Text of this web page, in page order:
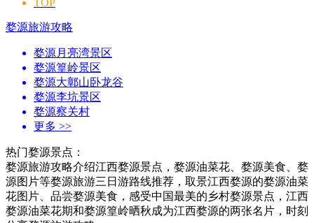
TOP
婺源旅游攻略
婺源月亮湾景区
婺源篁岭景区
婺源大鄣山卧龙谷
婺源李坑景区
婺源察关村
更多 >>
热门婺源景点：
婺源旅游攻略介绍江西婺源景点，婺源油菜花、婺源美食、婺
源图片等婺源旅游三日游路线推荐，取景江西婺源的婺源油菜
花图片、品尝婺源美食，感受中国最美的乡村婺源景点，江西
婺源油菜花期和婺源篁岭晒秋成为江西婺源的两张名片，时刻